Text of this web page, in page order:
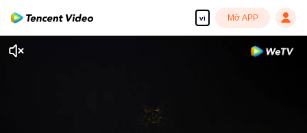
vi Mở APP